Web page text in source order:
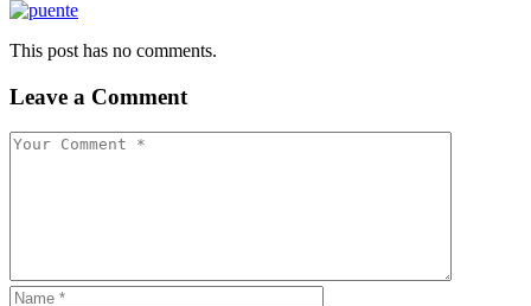
This post has no comments.
Leave a Comment